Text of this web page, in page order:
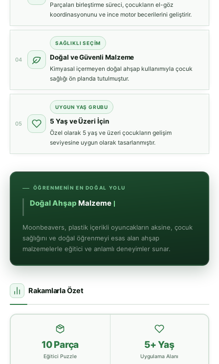
Parçaları birleştirme süreci, çocukların el-göz
koordinasyonunu ve ince motor becerilerini geliştirir.
04
SAĞLIKLI SEÇIM
Doğal ve Güvenli Malzeme
Kimyasal içermeyen doğal ahşap kullanımıyla çocuk
sağlığı ön planda tutulmuştur.
05
UYGUN YAŞ GRUBU
5 Yaş ve Üzeri İçin
Özel olarak 5 yaş ve üzeri çocukların gelişim
seviyesine uygun olarak tasarlanmıştır.
ÖĞRENMENIN EN DOĞAL YOLU
Doğal Ahşap Malzeme ile Güvenli Oyun
Moonbeavers, plastik içerikli oyuncakların aksine, çocuk
sağlığını ve doğal öğrenmeyi esas alan ahşap
malzemelerle eğitici ve anlamlı deneyimler sunar.
Rakamlarla Özet
10 Parça
Eğitici Puzzle
5+ Yaş
Uygulama Alanı